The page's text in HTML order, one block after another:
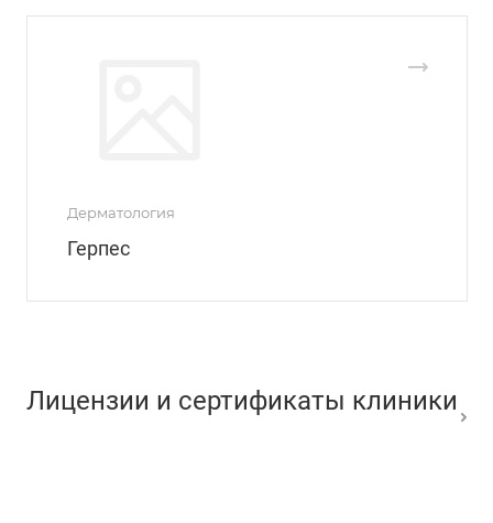
Дерматология
Герпес
Лицензии и сертификаты клиники